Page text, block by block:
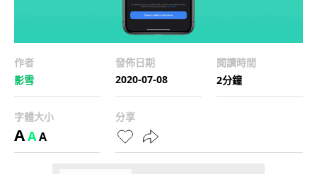
作者
影雪
發佈日期
2020-07-08
閱讀時間
2分鐘
字體大小
AAA
分享